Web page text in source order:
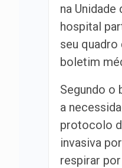
na Unidade
hospital
seu
boletim
Segundo o
a
protocolo
invasiva
respirar